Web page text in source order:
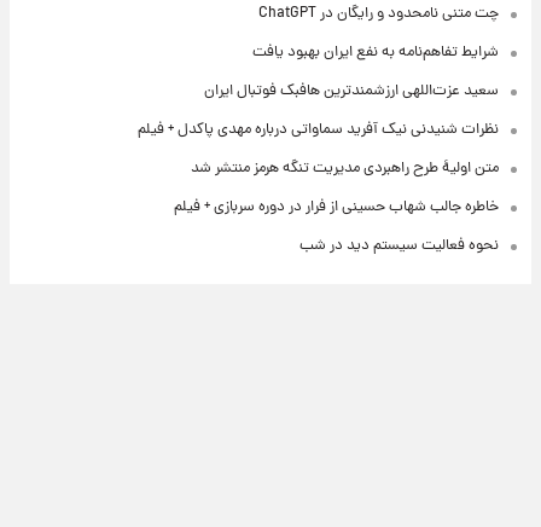
چت متنی نامحدود و رایگان در ChatGPT
شرایط تفاهم‌نامه به نفع ایران بهبود یافت
سعید عزت‌اللهی ارزشمندترین هافبک فوتبال ایران
نظرات شنیدنی نیک آفرید سماواتی درباره مهدی پاکدل + فیلم
متن اولیۀ طرح راهبردی مدیریت تنگه هرمز منتشر شد
خاطره جالب شهاب حسینی از فرار در دوره سربازی + فیلم
نحوه فعالیت سیستم دید در شب